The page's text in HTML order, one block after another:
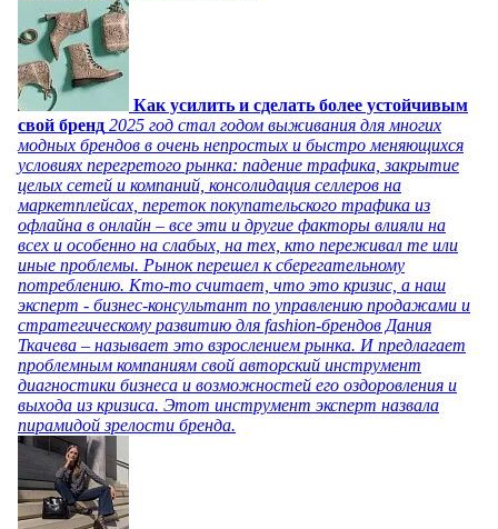
Как усилить и сделать более устойчивым
свой бренд 2025 год стал годом выживания для многих
модных брендов в очень непростых и быстро меняющихся
условиях перегретого рынка: падение трафика, закрытие
целых сетей и компаний, консолидация селлеров на
маркетплейсах, переток покупательского трафика из
офлайна в онлайн – все эти и другие факторы влияли на
всех и особенно на слабых, на тех, кто переживал те или
иные проблемы. Рынок перешел к сберегательному
потреблению. Кто-то считает, что это кризис, а наш
эксперт - бизнес-консультант по управлению продажами и
стратегическому развитию для fashion-брендов Дания
Ткачева – называет это взрослением рынка. И предлагает
проблемным компаниям свой авторский инструмент
диагностики бизнеса и возможностей его оздоровления и
выхода из кризиса. Этот инструмент эксперт назвала
пирамидой зрелости бренда.